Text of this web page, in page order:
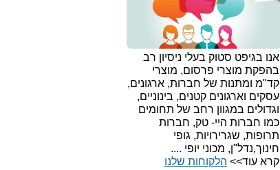
אנו בגיפט סטוק בעלי ניסיון רב
בהפקת מוצרי פרסום, מוצרי
קד"מ ומתנות של חברות, ארגונים,
עסקים וארגונים קטנים, בינוניים,
וגדולים במגוון רחב של תחומים
כמו חברות היי- טק, חברות
תרופות, שגרירויות, גופי
חינוך,נדל"ן, מכוני יופי ....
קרא עוד>> הלקוחות שלנו